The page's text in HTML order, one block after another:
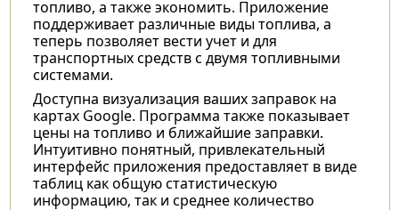
топливо, а также экономить. Приложение
поддерживает различные виды топлива, а
теперь позволяет вести учет и для
транспортных средств с двумя топливными
системами.
Доступна визуализация ваших заправок на
картах Google. Программа также показывает
цены на топливо и ближайшие заправки.
Интуитивно понятный, привлекательный
интерфейс приложения предоставляет в виде
таблиц как общую статистическую
информацию, так и среднее количество